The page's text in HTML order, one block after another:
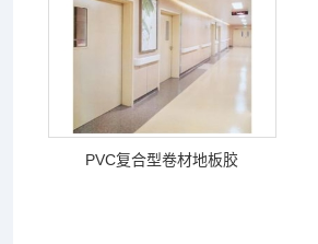
PVC复合型卷材地板胶